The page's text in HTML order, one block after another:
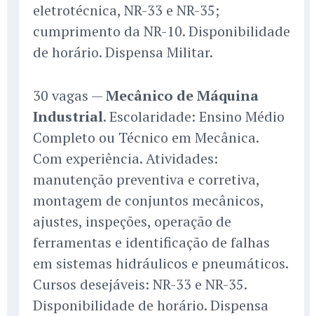
eletrotécnica, NR-33 e NR-35;
cumprimento da NR-10. Disponibilidade
de horário. Dispensa Militar.
30 vagas —Mecânico de Máquina
Industrial. Escolaridade: Ensino Médio
Completo ou Técnico em Mecânica.
Com experiência. Atividades:
manutenção preventiva e corretiva,
montagem de conjuntos mecânicos,
ajustes, inspeções, operação de
ferramentas e identificação de falhas
em sistemas hidráulicos e pneumáticos.
Cursos desejáveis: NR-33 e NR-35.
Disponibilidade de horário. Dispensa